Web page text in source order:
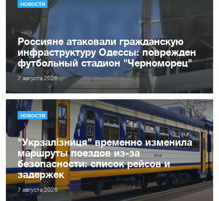
НОВОСТИ
Россияне атаковали гражданскую
инфраструктуру Одессы: поврежден
футбольный стадион "Черноморец"
7 августа 2026
НОВОСТИ
"Укрзалізниця" временно изменила
маршруты поездов из-за
безопасности: список рейсов и
задержек
7 августа 2026